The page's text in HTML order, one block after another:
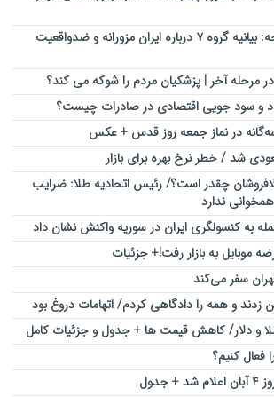
سخنگوی وزارت خارجه: بیانیه گروه ۷ درباره ایران مزورانه و ضدواقعیت
مرحله آخر | پزشکیان مردم را شوکه می کند؟
و سود جویی اقتصادی در صادرات چیست؟
در نماز جمعه روز قدس + عکس
شد / خطر نرخ بهره برای بازار
چقدر است؟/ رئیس اتحادیه طلا: ضرایب
ندارد
به کنسولگری ایران در سوریه واکنش نشان داد
موبایل به بازار رفت!+ جزئیات
سفر می‌کند
و دلار/ کاهش قیمت ها + جدول و جزئیات کامل
فعال کنیم؟